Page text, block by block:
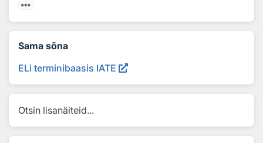
Sama sõna
ELi terminibaasis IATE
Otsin lisanäiteid...